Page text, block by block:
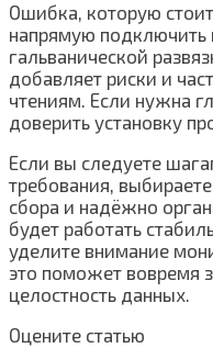
Ошибка, которую
напрямую подключить
гальванической
добавляет риски и
чтениям. Если нужна
доверить установку
Если вы следуете
требования,
сбора и надёжно
будет работать
уделите внимание
это поможет вовремя
целостность данных.
Оцените статью